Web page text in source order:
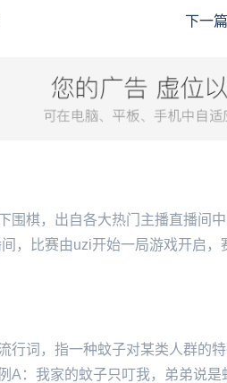
下一篇
围棋，出自各大热门主播直播间
，比赛由uzi开始一局游戏开启
行词，指一种蚊子对某类人群的
A：我家的蚊子只叮我，弟弟说